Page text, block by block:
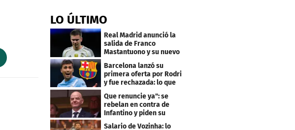
LO ÚLTIMO
Real Madrid anunció la
salida de Franco
Mastantuono y su nuevo
equipo
Barcelona lanzó su
primera oferta por Rodri
y fue rechazada: lo que
Que renuncie ya": se
rebelan en contra de
Infantino y piden su
salida de la FIFA
Salario de Vozinha: lo